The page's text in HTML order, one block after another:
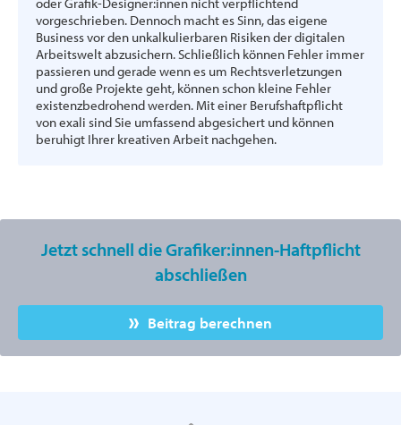
vorgeschrieben. Dennoch macht es Sinn, das eigene
Business vor den unkalkulierbaren Risiken der digitalen
Arbeitswelt abzusichern. Schließlich können Fehler immer
passieren und gerade wenn es um Rechtsverletzungen
und große Projekte geht, können schon kleine Fehler
existenzbedrohend werden. Mit einer Berufshaftpflicht
von exali sind Sie umfassend abgesichert und können
beruhigt Ihrer kreativen Arbeit nachgehen.
Jetzt schnell die Grafiker:innen-Haftpflicht
abschließen
Beitrag berechnen